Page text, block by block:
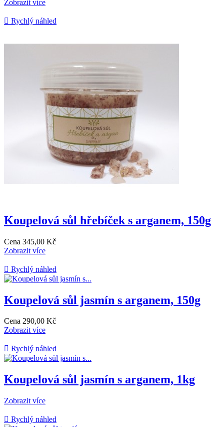
Zobrazit více
 Rychlý náhled
Koupelová sůl hřebíček s arganem, 150g
Cena 345,00 Kč
Zobrazit více
 Rychlý náhled
Koupelová sůl jasmín s arganem, 150g
Cena 290,00 Kč
Zobrazit více
 Rychlý náhled
Koupelová sůl jasmín s arganem, 1kg
Zobrazit více
 Rychlý náhled